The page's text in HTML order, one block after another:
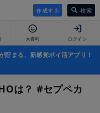
作成する 検索
大喜利 ログイン
まる、新感覚ポイ活アプリ！
は？ #セプペカ